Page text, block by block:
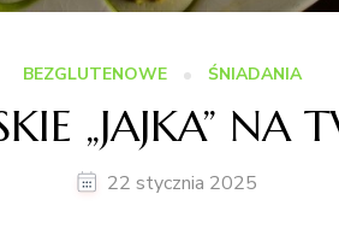
BEZGLUTENOWE ŚNIADANIA
„JAJKA” NA
22 stycznia 2025